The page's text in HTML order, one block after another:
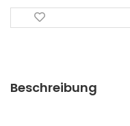
Beschreibung